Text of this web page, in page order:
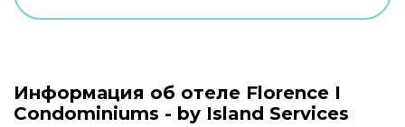
Информация об отеле Florence I
Condominiums - by Island Services